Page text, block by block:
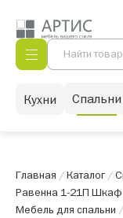
Кухни Спальни
Главная /Каталог/
Равенна 1-21П Шкаф
Мебель для спальни /